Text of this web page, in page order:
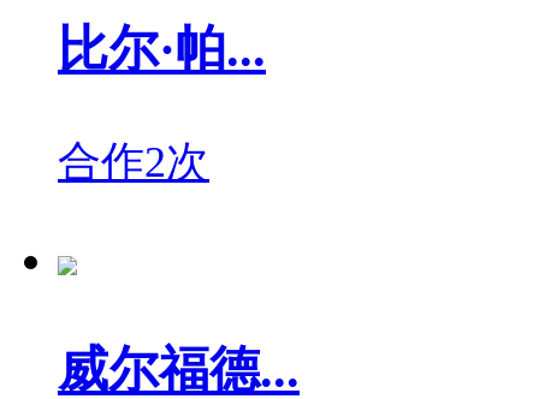
比尔·帕...
合作2次
威尔福德...